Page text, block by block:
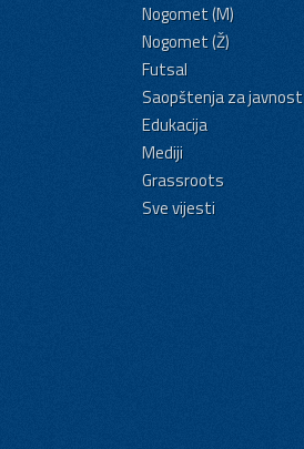
Nogomet (M)
Nogomet (Ž)
Futsal
Saopštenja za javnost
Edukacija
Mediji
Grassroots
Sve vijesti